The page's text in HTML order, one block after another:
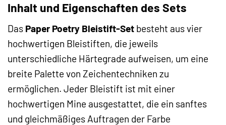
Inhalt und Eigenschaften des Sets
Das Paper Poetry Bleistift-Set besteht aus vier
hochwertigen Bleistiften, die jeweils
unterschiedliche Härtegrade aufweisen, um eine
breite Palette von Zeichentechniken zu
ermöglichen. Jeder Bleistift ist mit einer
hochwertigen Mine ausgestattet, die ein sanftes
und gleichmäßiges Auftragen der Farbe